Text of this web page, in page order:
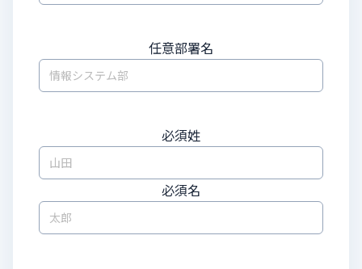
任意部署名
必須姓
必須名